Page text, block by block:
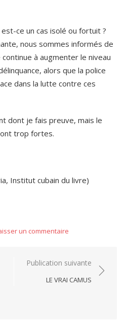
ce un cas isolé ou fortuit ?
nous sommes informés de
à augmenter le niveau
alors que la police
dans la lutte contre ces
dont je fais preuve, mais le
trop fortes.
Institut cubain du livre)
un commentaire
Publication suivante
LE VRAI CAMUS